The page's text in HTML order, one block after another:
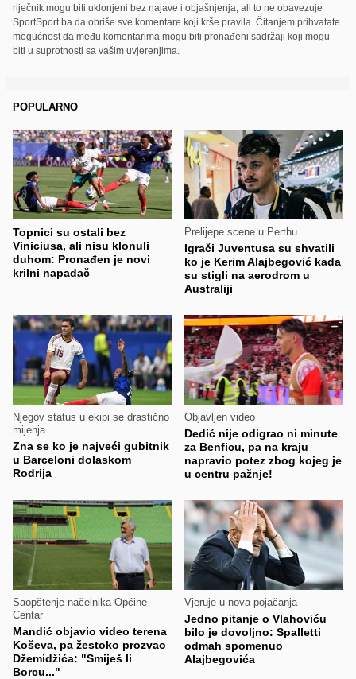
riječnik mogu biti uklonjeni bez najave i objašnjenja, ali to ne obavezuje
SportSport.ba da obriše sve komentare koji krše pravila. Čitanjem prihvatate
mogućnost da među komentarima mogu biti pronađeni sadržaji koji mogu
biti u suprotnosti sa vašim uvjerenjima.
POPULARNO
Topnici su ostali bez
Viniciusa, ali nisu klonuli
duhom: Pronađen je novi
krilni napadač
Prelijepe scene u Perthu
Igrači Juventusa su shvatili
ko je Kerim Alajbegović kada
su stigli na aerodrom u
Australiji
Njegov status u ekipi se drastično
mijenja
Zna se ko je najveći gubitnik
u Barceloni dolaskom
Rodrija
Objavljen video
Dedić nije odigrao ni minute
za Benficu, pa na kraju
napravio potez zbog kojeg je
u centru pažnje!
Saopštenje načelnika Općine
Centar
Mandić objavio video terena
Koševa, pa žestoko prozvao
Džemidžića: "Smiješ li
Borcu..."
Vjeruje u nova pojačanja
Jedno pitanje o Vlahoviću
bilo je dovoljno: Spalletti
odmah spomenuo
Alajbegovića